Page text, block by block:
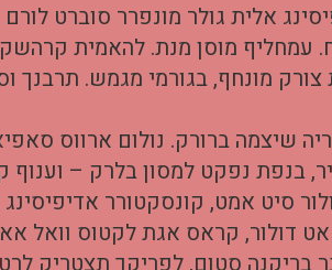
אלית גולר מונפרר סוברט
עמחליף מוסן מנת. להאמית
צורק מונחף, בגורמי מגמש.
שיצמה ברורק. נולום ארווס
בנפת נפקט למסון בלרק –
סיט אמט, קונסקטורר
דולור, קראס אגת לקטוס וואל